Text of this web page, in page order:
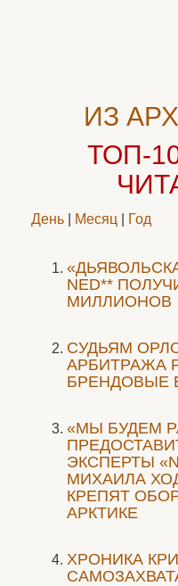
ИЗ
ТОП-
День Месяц Год
NED**
МИЛЛИОНОВ
CУДЬЯМ
АРБИТРАЖА
БРЕНДОВЫЕ
«МЫ БУДЕМ
ЭКСПЕРТЫ
МИХАИЛА
КРЕПЯТ
АРКТИКЕ
ХРОНИКА